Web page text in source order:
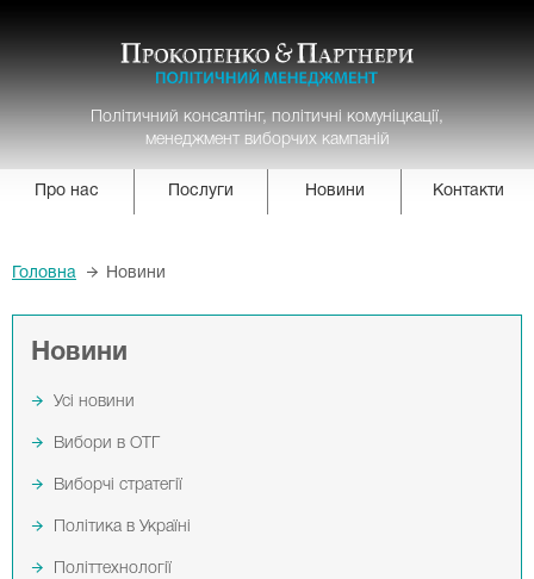
Політичний консалтінг, політичні комуніцкації,
менеджмент виборчих кампаній
Про нас Послуги Новини Контакти
Головна Новини
Новини
Усі новини
Вибори в ОТГ
Виборчі стратегії
Політика в Україні
Політтехнології